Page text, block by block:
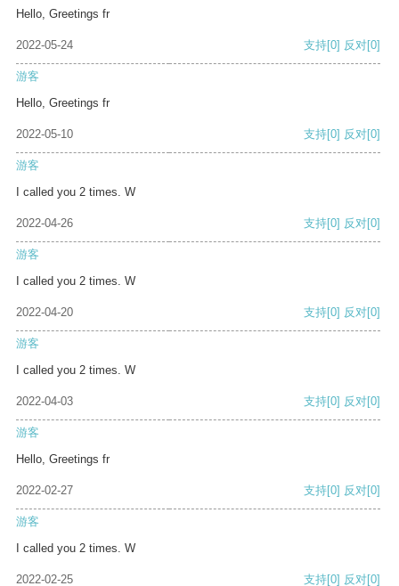
Hello, Greetings fr
2022-05-24 支持[0] 反对[0]
游客
Hello, Greetings fr
2022-05-10 支持[0] 反对[0]
游客
I called you 2 times. W
2022-04-26 支持[0] 反对[0]
游客
I called you 2 times. W
2022-04-20 支持[0] 反对[0]
游客
I called you 2 times. W
2022-04-03 支持[0] 反对[0]
游客
Hello, Greetings fr
2022-02-27 支持[0] 反对[0]
游客
I called you 2 times. W
2022-02-25 支持[0] 反对[0]